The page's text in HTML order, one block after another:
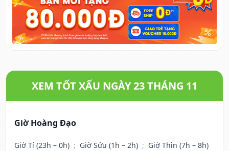
XEM TỐT XẤU NGÀY 23 THÁNG 11
Giờ Hoàng Đạo
Giờ Tí (23h – 0h) ; Giờ Sửu (1h – 2h) ; Giờ Thìn (7h – 8h)